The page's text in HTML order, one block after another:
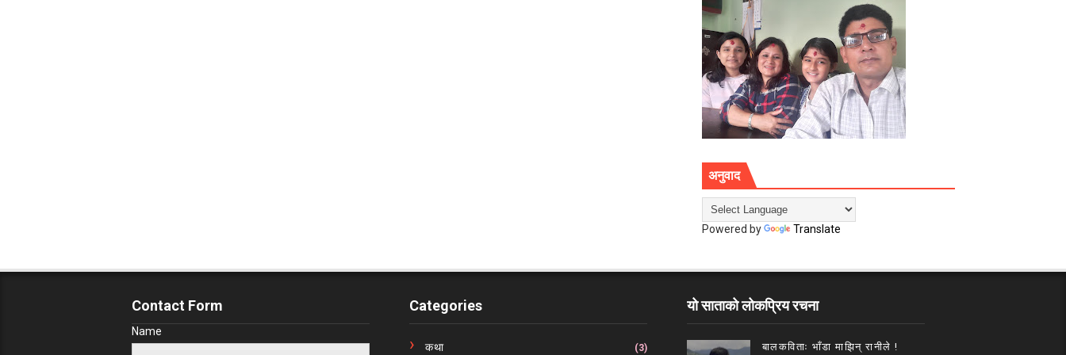
अनुवाद
Powered by Translate
Contact Form
Name
Categories
कथा (3)
यो साताको लोकप्रिय रचना
बालकविताः भाँडा माझिन् रानीले !